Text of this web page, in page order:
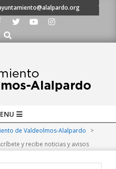
TE
Buscar
de Valdeolmos-Alalpardo
>
y recibe noticias y avisos